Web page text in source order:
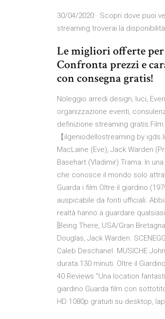
30/04/2020 · Scopri dove puoi
streaming troverai la
Le migliori offerte per
Confronta prezzi e
con consegna gratis!
Noleggio arredi design, luci,
organizzazione eventi,
definizione streaming
【ilgeniodellostreaming by
MacLaine (Eve), Jack Warden
Basehart (Vladimir) Trama: In
che conosce il mondo solo
Guarda i film Oltre il giardino
auspicabile da fonti ufficiali.
realtà hanno a guardare
[Being There, USA/Gran
Douglas, Jack Warden.
Caleb Deschanel. MUSICHE
durata 130 minuti. Oltre il
40 Reviews "Una location
giardino Guarda film con
HD 1080p gratuiti su desktop,